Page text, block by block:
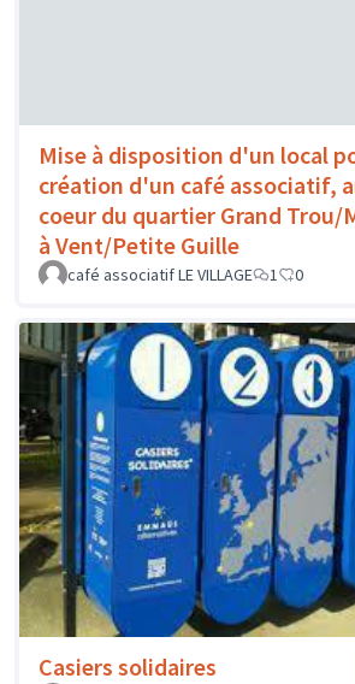
Mise à disposition d'un local
création d'un café associatif,
coeur du quartier Grand Trou/
à Vent/Petite Guille
café associatif LE VILLAGE 1 0
Casiers solidaires